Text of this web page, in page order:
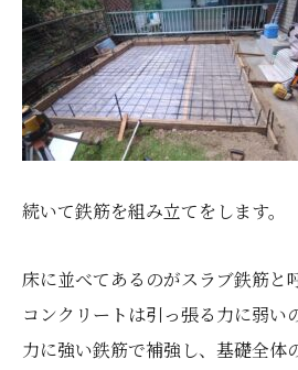
続いて鉄筋を組み立てをします。
床に並べてあるのがスラブ鉄筋と
コンクリートは引っ張る力に弱い
力に強い鉄筋で補強し、基礎全体